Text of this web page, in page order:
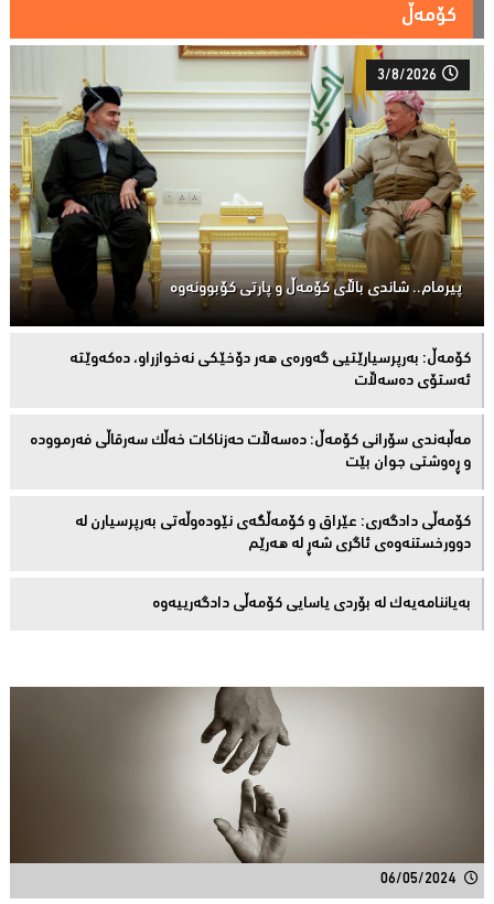
کۆمەڵ
3/8/2026
پیرمام.. شاندی باڵای كۆمه‌ڵ و پارتی كۆبوونه‌وه‌
كۆمەڵ: بەرپرسیارێتیی گەورەی هەر دۆخێکی نەخوازراو، دەكەوێتە
ئەستۆی دەسەڵات
مەڵبەندى سۆرانى کۆمەڵ: دەسەڵات حەزناکات خەڵک سەرقاڵى فەرموودە
و ڕەوشتى جوان بێت
کۆمەڵى دادگەرى: عێراق و كۆمەڵگەی نێودەوڵەتی بەرپرسیارن لە
دوورخستنەوەى ئاگری شەڕ لە هەرێم
بەیاننامەیەک لە بۆردی یاسایی کۆمەڵی دادگەرییەوە
06/05/2024